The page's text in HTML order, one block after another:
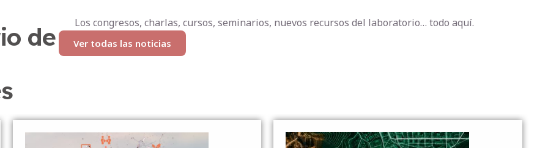
de
Los congresos, charlas, cursos, seminarios, nuevos recursos del laboratorio… todo aquí.
Ver todas las noticias